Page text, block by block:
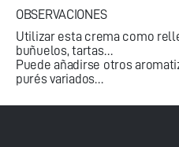
OBSERVACIONES
Utilizar esta crema como
buñuelos, tartas…
Puede añadirse otros
purés variados…